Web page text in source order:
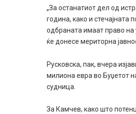
„За останатиот дел од
година, како и стечајната
одбраната имаат право
ќе донесе мериторна
Русковска, пак, вчера
милиона евра во Буџетот
судница.
За Камчев, како што